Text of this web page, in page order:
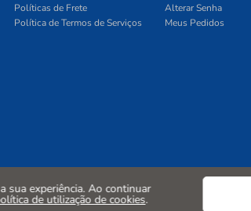
sua experiência. Ao continuar
de utilização de cookies.
Políticas de Frete
Política de Termos de Serviços
Alterar Senha
Meus Pedidos
0001-13. ENDEREÇO: LARGO ROSÁRIO, 105 -